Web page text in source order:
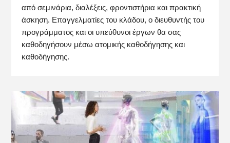
από σεμινάρια, διαλέξεις, φροντιστήρια και πρακτική
άσκηση. Επαγγελματίες του κλάδου, ο διευθυντής του
προγράμματος και οι υπεύθυνοι έργων θα σας
καθοδηγήσουν μέσω ατομικής καθοδήγησης και
καθοδήγησης.